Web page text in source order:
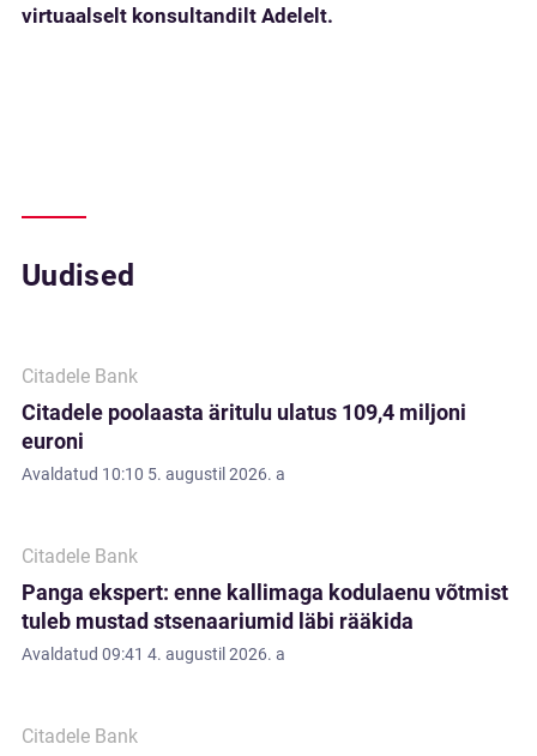
virtuaalselt konsultandilt Adelelt.
Uudised
Citadele Bank
Citadele poolaasta äritulu ulatus 109,4 miljoni
euroni
Avaldatud 10:10 5. augustil 2026. a
Citadele Bank
Panga ekspert: enne kallimaga kodulaenu võtmist
tuleb mustad stsenaariumid läbi rääkida
Avaldatud 09:41 4. augustil 2026. a
Citadele Bank